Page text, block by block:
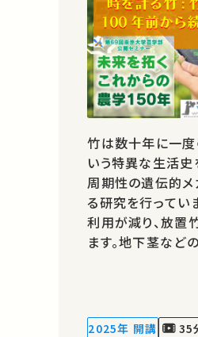
竹は数十年に一
いう特異な生活史
周期性の遺伝的メ
る研究を行ってい
利用が減り、放置
ます。地下茎など
2025年 開講
35